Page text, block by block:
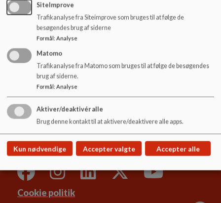
Vi har pædagogisk dag en gang årligt med deltagelse af hele
personalegruppen. Her plejer vores forældre at finde anden
pasning bl.a. ved at hjælpe hinanden, er der få børn, der skal
passes, finder vi en løsning med vikarer.
Børnehuset Bækdalen
Tendrup Hovvej 7a, 8543 Hornslet
cor@syddjurs.dk
Sitemap
Cookie politik
SiteImprove
Trafikanalyse fra Siteimprove som bruges til at følge de
besøgendes brug af siderne
Formål : Analyse
Matomo
Trafikanalyse fra Matomo som bruges til at følge de besøgendes
brug af siderne.
Formål: Analyse
Aktiver/deaktivér alle
Brug denne kontakt til at aktivere/deaktivere alle apps.
Kun nødvendige Accepter valgte Accepter alle